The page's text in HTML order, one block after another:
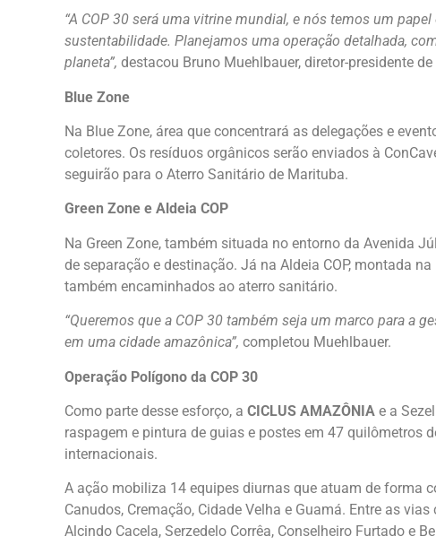
“A COP 30 será uma vitrine mundial, e nós temos um
sustentabilidade. Planejamos uma operação detalhada,
planeta”, destacou Bruno Muehlbauer, diretor-presidente
Blue Zone
Na Blue Zone, área que concentrará as delegações e
coletores. Os resíduos orgânicos serão enviados à
seguirão para o Aterro Sanitário de Marituba.
Green Zone e Aldeia COP
Na Green Zone, também situada no entorno da Avenida
de separação e destinação. Já na Aldeia COP, montada
também encaminhados ao aterro sanitário.
“Queremos que a COP 30 também seja um marco para a
em uma cidade amazônica”, completou Muehlbauer.
Operação Polígono da COP 30
Como parte desse esforço, a CICLUS AMAZÔNIA e a
raspagem e pintura de guias e postes em 47 quilômetros
internacionais.
A ação mobiliza 14 equipes diurnas que atuam de forma
Canudos, Cremação, Cidade Velha e Guamá. Entre as
Alcindo Cacela, Serzedelo Corrêa, Conselheiro Furtado e